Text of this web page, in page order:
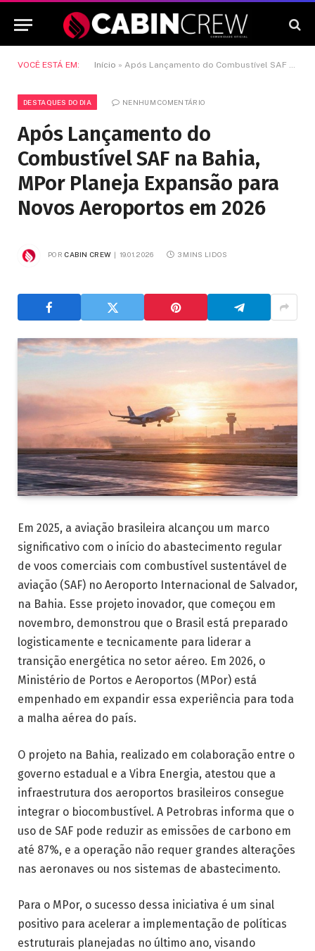
VOCÊ ESTÁ EM: Início » Após Lançamento do Combustível SAF na Bahia, MPor Planeja Expansão para Novos Aeroportos em 2026
DESTAQUES DO DIA NENHUM COMENTÁRIO
Após Lançamento do
Combustível SAF na Bahia,
MPor Planeja Expansão para
Novos Aeroportos em 2026
POR CABIN CREW 19.01.2026 3 MINS LIDOS
Em 2025, a aviação brasileira alcançou um marco
significativo com o início do abastecimento regular
de voos comerciais com combustível sustentável de
aviação (SAF) no Aeroporto Internacional de Salvador,
na Bahia. Esse projeto inovador, que começou em
novembro, demonstrou que o Brasil está preparado
logisticamente e tecnicamente para liderar a
transição energética no setor aéreo. Em 2026, o
Ministério de Portos e Aeroportos (MPor) está
empenhado em expandir essa experiência para toda
a malha aérea do país.
O projeto na Bahia, realizado em colaboração entre o
governo estadual e a Vibra Energia, atestou que a
infraestrutura dos aeroportos brasileiros consegue
integrar o biocombustível. A Petrobras informa que o
uso de SAF pode reduzir as emissões de carbono em
até 87%, e a operação não requer grandes alterações
nas aeronaves ou nos sistemas de abastecimento.
Para o MPor, o sucesso dessa iniciativa é um sinal
positivo para acelerar a implementação de políticas
estruturais planejadas no último ano, visando